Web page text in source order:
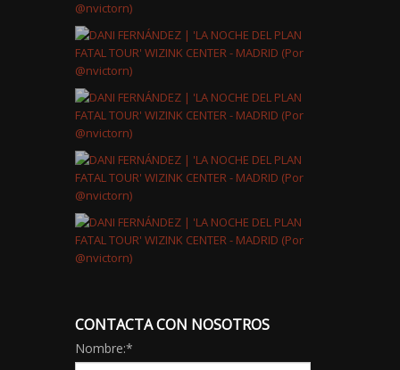
CONTACTA CON NOSOTROS
Nombre:*